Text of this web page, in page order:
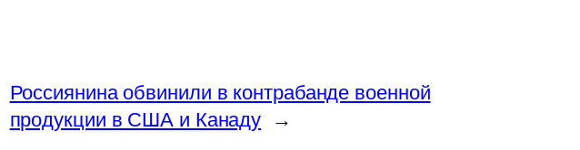
Россиянина обвинили в контрабанде военной
продукции в США и Канаду
→